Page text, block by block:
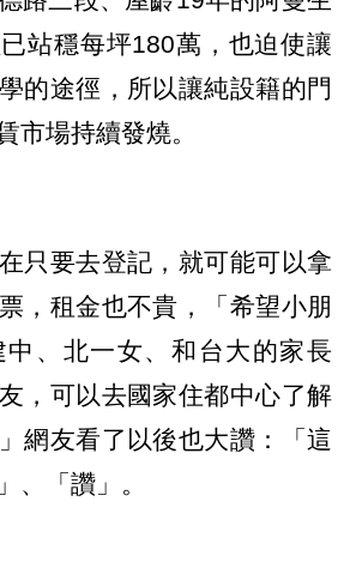
站穩每坪180萬，也迫使讓
的途徑，所以讓純設籍的門
市場持續發燒。
只要去登記，就可能可以拿
，租金也不貴，「希望小朋
、北一女、和台大的家長
，可以去國家住都中心了解
網友看了以後也大讚：「這
、「讚」。